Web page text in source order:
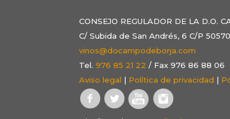
CONSEJO REGULADOR DE LA D.O.
C/ Subida de San Andrés, 6 C/P
vinos@docampodeborja.com
Tel.976 85 21 22 / Fax 976 86 88 06
Aviso legal | Política de privacidad |